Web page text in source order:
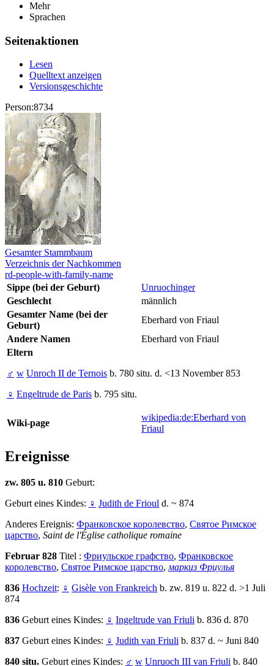
Mehr
Sprachen
Seitenaktionen
Lesen
Quelltext anzeigen
Versionsgeschichte
Person:8734
Gesamter Stammbaum
Verzeichnis der Nachkommen
rd-people-with-family-name
Sippe (bei der Geburt)
Unruochinger
Geschlecht
männlich
Gesamter Name (bei der
Geburt)
Eberhard von Friaul
Andere Namen
Eberhard von Friaul
Eltern
♂ w Unroch II de Ternois b. 780 situ. d. <13 November 853
♀ Engeltrude de Paris b. 795 situ.
Wiki-page
wikipedia:de:Eberhard von
Friaul
Ereignisse
zw. 805 u. 810 Geburt:
Geburt eines Kindes: ♀ Judith de Frioul d. ~ 874
Anderes Ereignis: Франковское королевство, Святое Римское
царство, Saint de l'Église catholique romaine
Februar 828 Titel : Фриульское графство, Франковское
королевство, Святое Римское царство, маркиз Фриулья
836 Hochzeit: ♀ Gisèle von Frankreich b. zw. 819 u. 822 d. >1 Juli
874
836 Geburt eines Kindes: ♀ Ingeltrude van Friuli b. 836 d. 870
837 Geburt eines Kindes: ♀ Judith van Friuli b. 837 d. ~ Juni 840
840 situ. Geburt eines Kindes: ♂ w Unruoch III van Friuli b. 840